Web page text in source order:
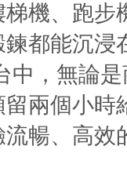
機、跑步
都能沉浸
中，無論
兩個小時
暢、高效